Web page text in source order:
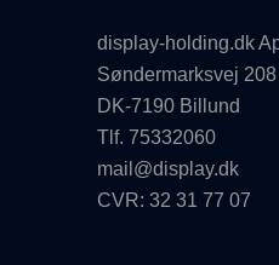
display-holding.dk
Søndermarksvej 208
DK-7190 Billund
Tlf. 75332060
mail@display.dk
CVR: 32 31 77 07